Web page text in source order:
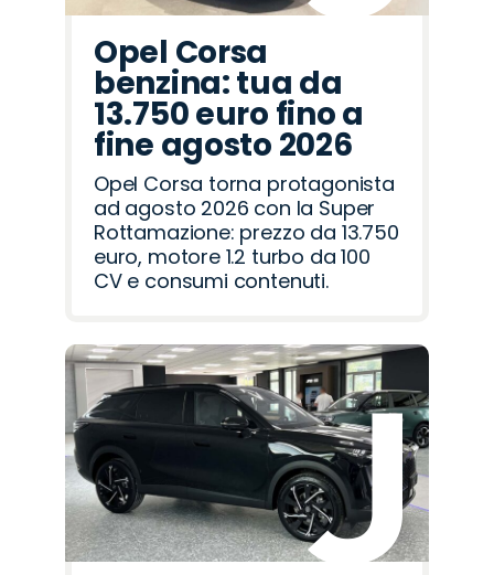
Opel Corsa
benzina: tua da
13.750 euro fino a
fine agosto 2026
Opel Corsa torna protagonista
ad agosto 2026 con la Super
Rottamazione: prezzo da 13.750
euro, motore 1.2 turbo da 100
CV e consumi contenuti.